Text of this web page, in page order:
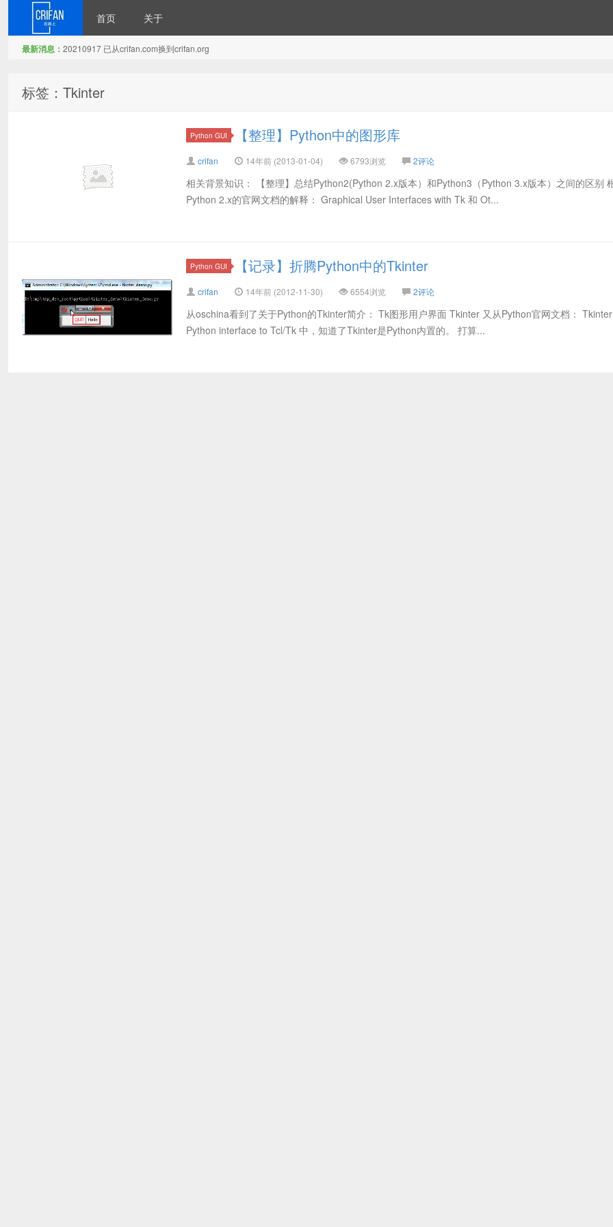
首页 关于
最新消息： 20210917 已从crifan.com换到crifan.org
标签：Tkinter
Python GUI 【整理】Python中的图形库
crifan 14年前 (2013-01-04) 6793浏览 2评论
相关背景知识： 【整理】总结Python2(Python 2.x版本）和Python3（Python 3.x版本）之间的区别
Python 2.x的官网文档的解释： Graphical User Interfaces with Tk 和 Ot...
Python GUI 【记录】折腾Python中的Tkinter
crifan 14年前 (2012-11-30) 6554浏览 2评论
从oschina看到了关于Python的Tkinter简介： Tk图形用户界面 Tkinter 又从Python官网文档：
Python interface to Tcl/Tk 中，知道了Tkinter是Python内置的。 打算...